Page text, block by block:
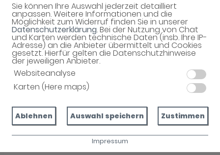
Sie können Ihre Auswahl jederzeit detailliert
anpassen. Weitere Informationen und die
Möglichkeit zum Widerruf finden Sie in unserer
Datenschutzerklärung. Bei der Nutzung von Chat
und Karten werden technische Daten (insb. Ihre IP-
Adresse) an die Anbieter übermittelt und Cookies
gesetzt. Hierfür gelten die Datenschutzhinweise
der jeweiligen Anbieter.
Websiteanalyse
Karten (Here maps)
Ablehnen Auswahl speichern Zustimmen
Impressum
Ihre Daten
Vorname*
E-Mail*